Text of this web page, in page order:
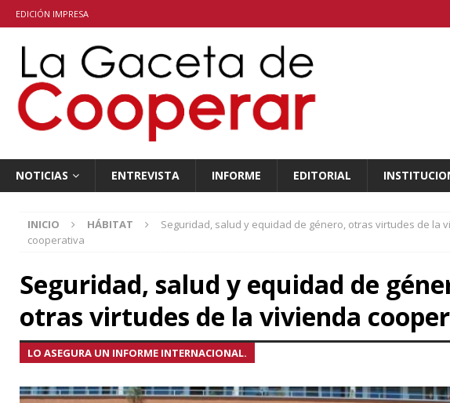
EDICIÓN IMPRESA
NOTICIAS ENTREVISTA INFORME EDITORIAL
INICIO HÁBITAT
Seguridad, salud y equidad de género, otras virtudes de la
cooperativa
Seguridad, salud y equidad de
otras virtudes de la vivienda
LO ASEGURA UN INFORME INTERNACIONAL.